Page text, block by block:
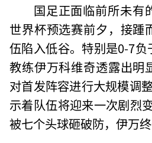
国足正面临前所未有
世界杯预选赛前夕，接踵
伍陷入低谷。特别是0-7
教练伊万科维奇透露出明
对首发阵容进行大规模调
示着队伍将迎来一次剧烈
被七个头球砸破防，伊万终